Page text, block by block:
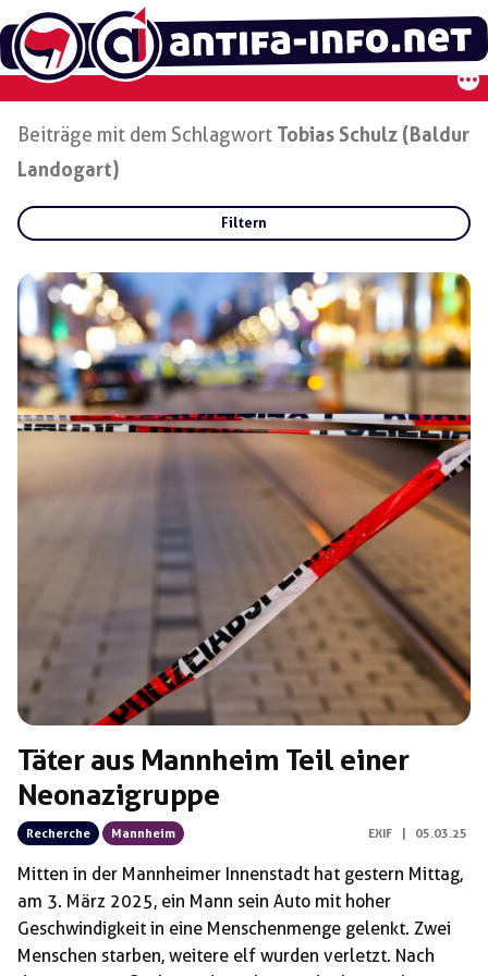
Zum
Inhalt
springen
Beiträge mit dem Schlagwort Tobias Schulz (Baldur
Landogart)
Filtern
Gruppen:
Täter aus Mannheim Teil einer
Neonazigruppe
Recherche Mannheim EXIF 05.03.25
Mitten in der Mannheimer Innenstadt hat gestern Mittag,
am 3. März 2025, ein Mann sein Auto mit hoher
Geschwindigkeit in eine Menschenmenge gelenkt. Zwei
Menschen starben, weitere elf wurden verletzt. Nach